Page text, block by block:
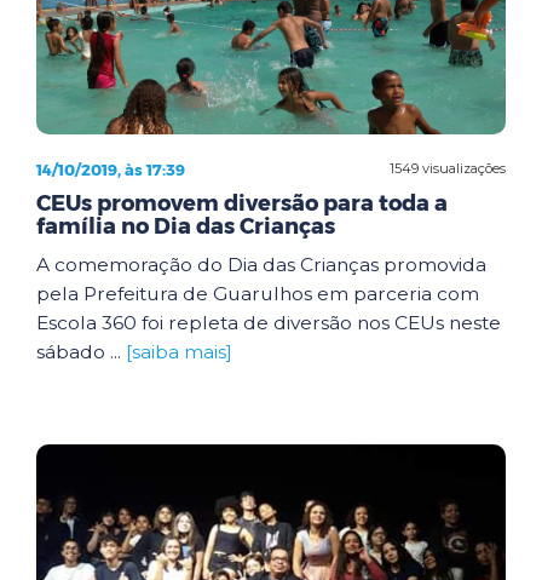
1549 visualizações
14/10/2019, às 17:39
CEUs promovem diversão para toda a
família no Dia das Crianças
A comemoração do Dia das Crianças promovida
pela Prefeitura de Guarulhos em parceria com
Escola 360 foi repleta de diversão nos CEUs neste
sábado ... [saiba mais]